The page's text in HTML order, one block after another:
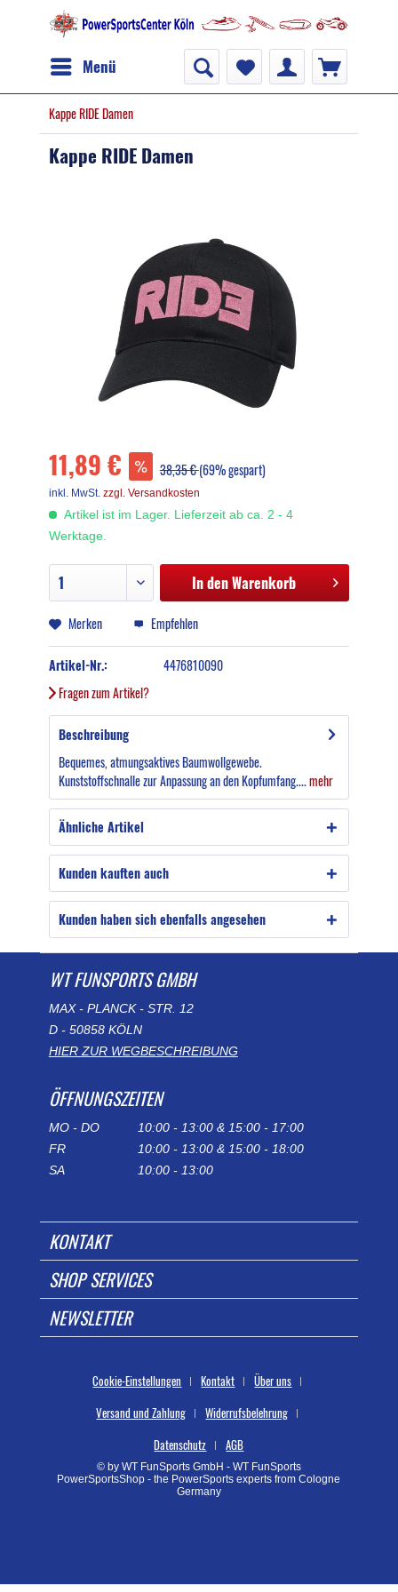
Menü
Kappe RIDE Damen
Kappe RIDE Damen
11,89 € 38,35 €(69% gespart)
inkl. MwSt. zzgl. Versandkosten
Artikel ist im Lager. Lieferzeit ab ca. 2 - 4
Werktage.
In denWarenkorb
Merken Empfehlen
Artikel-Nr.:
4476810090
Fragen zum Artikel?
Beschreibung
Bequemes, atmungsaktives Baumwollgewebe.
Kunststoffschnalle zur Anpassung an den Kopfumfang....mehr
Ähnliche Artikel
Kunden kauften auch
Kunden haben sich ebenfalls angesehen
WT FUNSPORTS GMBH
MAX - PLANCK - STR. 12
D - 50858 KÖLN
HIER ZUR WEGBESCHREIBUNG
ÖFFNUNGSZEITEN
MO - DO
10:00 - 13:00 & 15:00 - 17:00
FR
10:00 - 13:00 & 15:00 - 18:00
SA
10:00 - 13:00
KONTAKT
SHOP SERVICES
NEWSLETTER
Cookie-Einstellungen Kontakt
Über uns
Versand und Zahlung
Widerrufsbelehrung
Datenschutz
AGB
© by WT FunSports GmbH - WT FunSports
PowerSportsShop - the PowerSports experts from Cologne
Germany